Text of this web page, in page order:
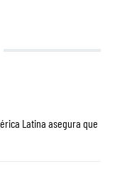
Latina asegura que